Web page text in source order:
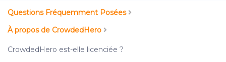
Questions Fréquemment Posées
À propos de CrowdedHero
CrowdedHero est-elle licenciée ?